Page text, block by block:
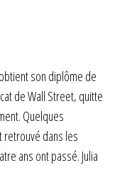
son diplôme de
de Wall Street, quitte
Quelques
dans les
ans ont passé. Julia